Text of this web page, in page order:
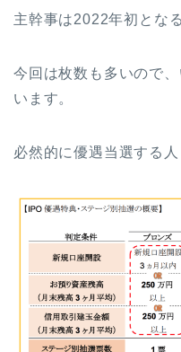
主幹事は2022年初とな
今回は枚数も多いので
います。
必然的に優遇当選する